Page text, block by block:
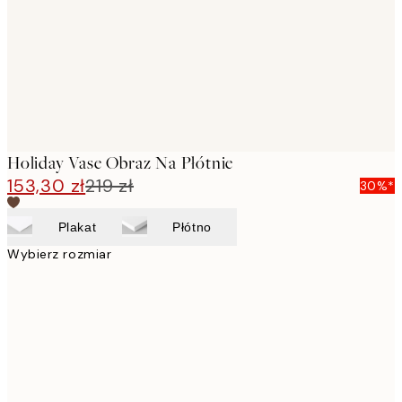
Holiday Vase Obraz Na Płótnie
153,30 zł219 zł 30%*
Plakat Płótno
Wybierz rozmiar